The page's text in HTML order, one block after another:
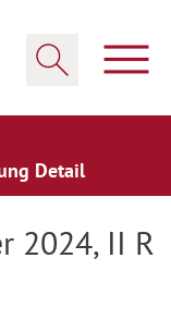
Detail
2024, II R